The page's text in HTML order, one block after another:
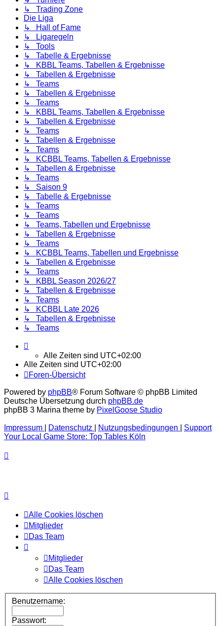
↳ Trading Zone
Die Liga
↳ Hall of Fame
↳ Ligaregeln
↳ Tools
↳ Tabelle & Ergebnisse
↳ KBBL Teams, Tabellen & Ergebnisse
↳ Tabellen & Ergebnisse
↳ Teams
↳ Tabellen & Ergebnisse
↳ Teams
↳ KBBL Teams, Tabellen & Ergebnisse
↳ Tabellen & Ergebnisse
↳ Teams
↳ Tabellen & Ergebnisse
↳ Teams
↳ KCBBL Teams, Tabellen & Ergebnisse
↳ Tabellen & Ergebnisse
↳ Teams
↳ Saison 9
↳ Tabelle & Ergebnisse
↳ Teams
↳ Teams
↳ Teams, Tabellen und Ergebnisse
↳ Tabellen & Ergebnisse
↳ Teams
↳ KCBBL Teams, Tabellen und Ergebnisse
↳ Tabellen & Ergebnisse
↳ Teams
↳ KBBL Season 2026/27
↳ Tabellen & Ergebnisse
↳ Teams
↳ KCBBL Late 2026
↳ Tabellen & Ergebnisse
↳ Teams
Alle Zeiten sind UTC+02:00
Alle Zeiten sind UTC+02:00
Foren-Übersicht
Powered by phpBB® Forum Software © phpBB Limited
Deutsche Übersetzung durch phpBB.de
phpBB 3 Marina theme by PixelGoose Studio
Impressum Datenschutz Nutzungsbedingungen
Support
Your Local Game Store: Top Tables Köln
Alle Cookies löschen
Mitglieder
Das Team
Mitglieder
Das Team
Alle Cookies löschen
Benutzername:
Passwort: